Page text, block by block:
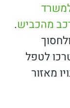
מהכביש.
לטפל
מאזור